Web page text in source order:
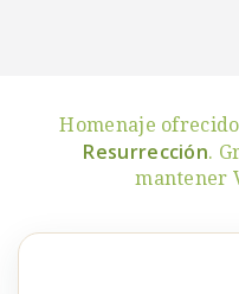
Homenaje
Resurrección.
mantener